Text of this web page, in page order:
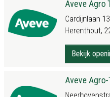
Aveve Agro
Cardijnlaan 13
Herenthout,
Bekijk
Aveve